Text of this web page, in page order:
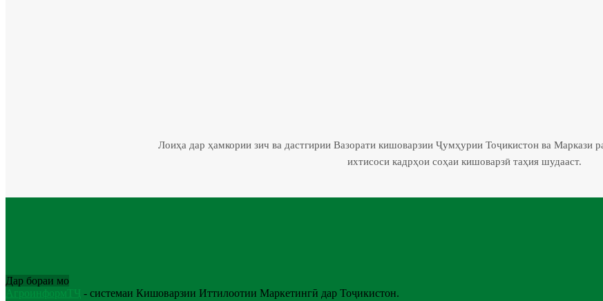
Лоиҳа дар ҳамкории зич ва дастгирии Вазорати кишоварзии Ҷумҳурии Тоҷикистон ва Маркази
ихтисоси кадрҳои соҳаи кишоварзӣ таҳия шудааст.
Дар бораи мо
АгроинформТҶ - системаи Кишоварзии Иттилоотии Маркетингӣ дар Тоҷикистон.